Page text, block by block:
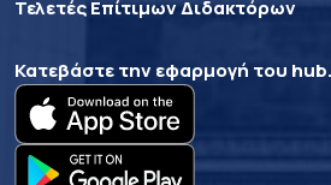
Τελετές Επίτιμων Διδακτόρων
Κατεβάστε την εφαρμογή του